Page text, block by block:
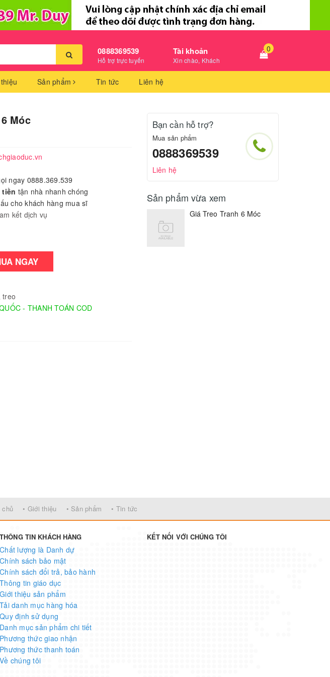
0888369539
Hỗ trợ trực tuyến
Tài khoản
Xin chào, Khách
0
Sản phẩm Tin tức Liên hệ
Móc
ngay 0888.369.539
tiền tận nhà nhanh chóng
cho khách hàng mua sĩ
kết dịch vụ
NGAY
treo
- THANH TOÁN COD
Bạn cần hỗ trợ?
Mua sản phẩm
0888369539
Liên hệ
Sản phẩm vừa xem
Giá Treo Tranh 6 Móc
chủ • Giới thiệu • Sản phẩm • Tin tức
THÔNG TIN KHÁCH HÀNG
Chất lượng là Danh dự
Chính sách bảo mật
Chính sách đổi trả, bảo hành
Thông tin giáo dục
Giới thiệu sản phẩm
Tải danh mục hàng hóa
Quy định sử dụng
Danh mục sản phẩm chi tiết
Phương thức giao nhận
Phương thức thanh toán
Về chúng tôi
KẾT NỐI VỚI CHÚNG TÔI